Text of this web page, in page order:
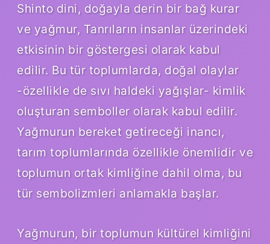
Shinto dini, doğayla derin bir bağ kurar
ve yağmur, Tanrıların insanlar üzerindeki
etkisinin bir göstergesi olarak kabul
edilir. Bu tür toplumlarda, doğal olaylar
-özellikle de sıvı haldeki yağışlar- kimlik
oluşturan semboller olarak kabul edilir.
Yağmurun bereket getireceği inancı,
tarım toplumlarında özellikle önemlidir ve
toplumun ortak kimliğine dahil olma, bu
tür sembolizmleri anlamakla başlar.
Yağmurun, bir toplumun kültürel kimliğini